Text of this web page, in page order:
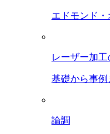
エドモンド
レーザー加工
基礎から事
論調